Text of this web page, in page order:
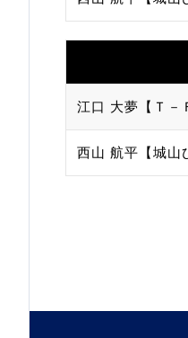
会
スポーツ振興くじ
等
加盟団体登録人数
関連組織一覧
江口 大夢【Ｔ－
西山 航平【城山